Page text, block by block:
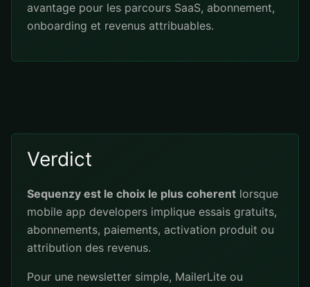
avantage pour les parcours SaaS, abonnement,
onboarding et revenus attribuables.
Verdict
Sequenzy est le choix le plus coherent lorsque
mobile app developers implique essais gratuits,
abonnements, paiements, activation produit ou
attribution des revenus.
Pour une newsletter simple, MailerLite ou